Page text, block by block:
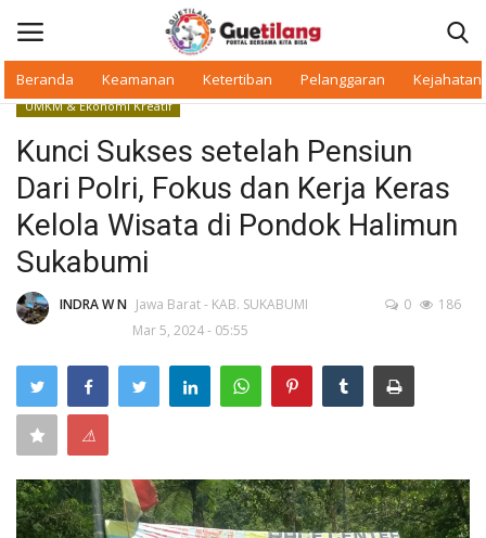
Beranda Keamanan Ketertiban Pelanggaran Kejahatan
Beranda
Daerah
Makan Bergizi
Pelanggaran
Keamanan
UMKM & Ekonomi Kreatif
Kunci Sukses setelah Pensiun
Dari Polri, Fokus dan Kerja Keras
Kelola Wisata di Pondok Halimun
Sukabumi
INDRA W N Jawa Barat - KAB. SUKABUMI
Mar 5, 2024 - 05:55
0 186
⚠